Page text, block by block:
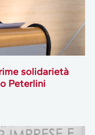
solidarietà
Peterlini